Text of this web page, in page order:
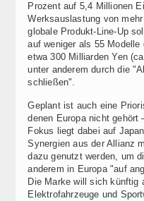
Prozent auf 5,4 Millionen
Werksauslastung von
globale Produkt-Line-Up
auf weniger als 55
etwa 300 Milliarden Yen
unter anderem durch die
schließen".
Geplant ist auch eine
denen Europa nicht gehört
Fokus liegt dabei auf
Synergien aus der Allianz
dazu genutzt werden, um
anderem in Europa "auf
Die Marke will sich künftig
Elektrofahrzeuge und